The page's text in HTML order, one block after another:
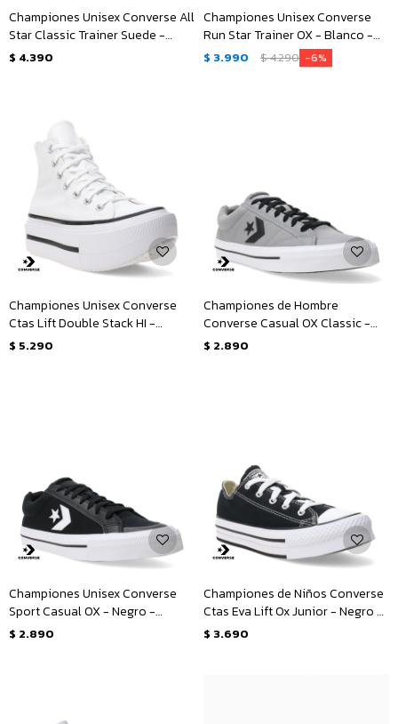
Championes Unisex Converse All
Star Classic Trainer Suede -
Negro
$ 4.390
Championes Unisex Converse
Run Star Trainer OX - Blanco -
Negro
$ 3.990 $4.290 6
Championes Unisex Converse
Ctas Lift Double Stack HI -
Blanco - Negro
$ 5.290
Championes de Hombre
Converse Casual OX Classic -
Gris - Negro - Blanco
$ 2.890
Championes Unisex Converse
Sport Casual OX - Negro -
Blanco
$ 2.890
Championes de Niños Converse
Ctas Eva Lift Ox Junior - Negro -
Blanco
$ 3.690